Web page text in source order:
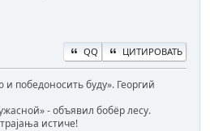
QQ ЦИТИРОВАТЬ
победоносить буду». Георгий
- объявил бобёр лесу.
истиче!